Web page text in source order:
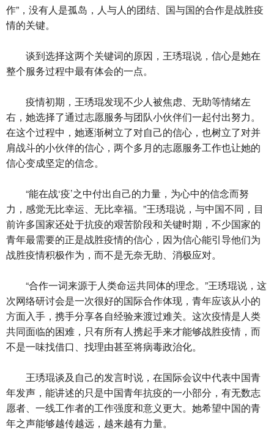
作”，没有人是孤岛，人与人的团结、国与国的合作是战胜疫
情的关键。
谈到选择这两个关键词的原因，王琇琨说，信心是她在
整个服务过程中最有体会的一点。
疫情初期，王琇琨发现不少人被焦虑、无助等情绪左
右，她选择了通过志愿服务与团队小伙伴们一起付出努力。
在这个过程中，她逐渐树立了对自己的信心，也树立了对并
肩战斗的小伙伴的信心，两个多月的志愿服务工作也让她的
信心变成坚定的信念。
“能在战‘疫’之中付出自己的力量，为心中的信念而努
力，感觉无比幸运、无比幸福。”王琇琨说，与中国不同，目
前许多国家还处于抗疫的艰苦阶段和关键时期，不少国家的
青年最需要的正是战胜疫情的信心，因为信心能引导他们为
战胜疫情积极作为，而不是无奈无助、消极应对。
“合作一词来源于人类命运共同体的理念。”王琇琨说，这
次网络研讨会是一次很好的国际合作体现，青年应该从小的
方面入手，携手分享各自经验来渡过难关。这次疫情是人类
共同面临的困难，只有所有人携起手来才能够战胜疫情，而
不是一味找借口、找理由甚至将病毒政治化。
王琇琨谈及自己的发言时说，在国际会议中代表中国青
年发声，能讲述的只是中国青年抗疫的一小部分，有无数志
愿者、一线工作者的工作强度和意义更大。她希望中国的青
年之声能够越传越远，越来越有力量。